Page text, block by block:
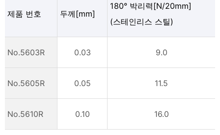
제품 번호 두께[mm]
180° 박리력[N/20mm]
(스테인리스 스틸)
No.5603R 0.03 9.0
No.5605R 0.05 11.5
No.5610R 0.10 16.0